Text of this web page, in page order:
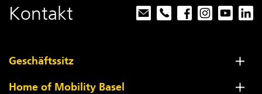
Kontakt
Geschäftssitz
Home of Mobility Basel